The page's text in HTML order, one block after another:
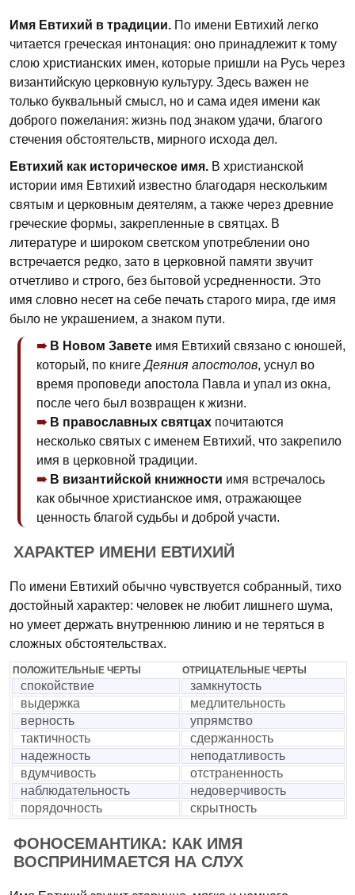
Имя Евтихий в традиции. По имени Евтихий легко
читается греческая интонация: оно принадлежит к тому
слою христианских имен, которые пришли на Русь через
византийскую церковную культуру. Здесь важен не
только буквальный смысл, но и сама идея имени как
доброго пожелания: жизнь под знаком удачи, благого
стечения обстоятельств, мирного исхода дел.
Евтихий как историческое имя. В христианской
истории имя Евтихий известно благодаря нескольким
святым и церковным деятелям, а также через древние
греческие формы, закрепленные в святцах. В
литературе и широком светском употреблении оно
встречается редко, зато в церковной памяти звучит
отчетливо и строго, без бытовой усредненности. Это
имя словно несет на себе печать старого мира, где имя
было не украшением, а знаком пути.
В Новом Завете имя Евтихий связано с юношей,
который, по книгеДеяния апостолов, уснул во
время проповеди апостола Павла и упал из окна,
после чего был возвращен к жизни.
В православных святцах почитаются
несколько святых с именем Евтихий, что закрепило
имя в церковной традиции.
В византийской книжности имя встречалось
как обычное христианское имя, отражающее
ценность благой судьбы и доброй участи.
ХАРАКТЕР ИМЕНИ ЕВТИХИЙ
По имени Евтихий обычно чувствуется собранный, тихо
достойный характер: человек не любит лишнего шума,
но умеет держать внутреннюю линию и не теряться в
сложных обстоятельствах.
ПОЛОЖИТЕЛЬНЫЕ ЧЕРТЫ ОТРИЦАТЕЛЬНЫЕ ЧЕРТЫ
спокойствие
замкнутость
выдержка
медлительность
верность
упрямство
тактичность
сдержанность
надежность
неподатливость
вдумчивость
отстраненность
наблюдательность
недоверчивость
порядочность
скрытность
ФОНОСЕМАНТИКА: КАК ИМЯ
ВОСПРИНИМАЕТСЯ НА СЛУХ